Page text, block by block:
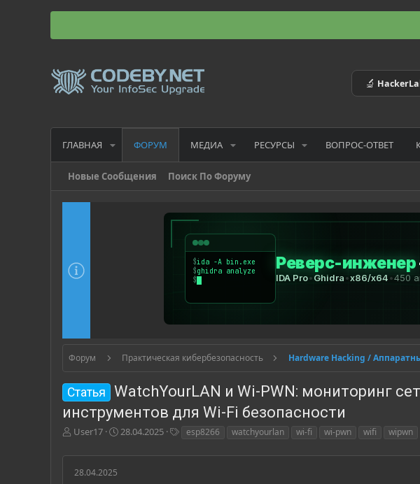
🔬
ГЛАВНАЯ ФОРУМ МЕДИА РЕСУРСЫ ВОПРОС-ОТВЕТ
Новые Сообщения Поиск По Форуму
Форум Практическая кибербезопасность Hardware Hacking /
Статья
WatchYourLAN и Wi-PWN: мониторинг
инструментов для Wi-Fi безопасности
А
т
о
User17
Д
т
28.04.2025
г
esp8266 watchyourlan wi-fi wi-pwn wifi wipwn
28.04.2025